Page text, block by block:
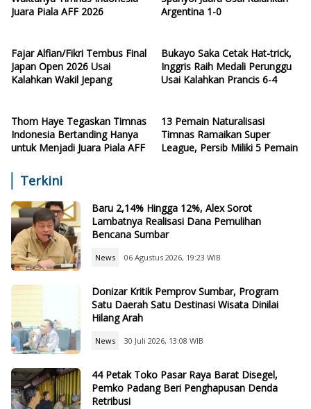
Juara Piala AFF 2026
Argentina 1-0
Fajar Alfian/Fikri Tembus Final
Japan Open 2026 Usai
Kalahkan Wakil Jepang
Bukayo Saka Cetak Hat-trick,
Inggris Raih Medali Perunggu
Usai Kalahkan Prancis 6-4
Thom Haye Tegaskan Timnas
Indonesia Bertanding Hanya
untuk Menjadi Juara Piala AFF
13 Pemain Naturalisasi
Timnas Ramaikan Super
League, Persib Miliki 5 Pemain
Terkini
Baru 2,14% Hingga 12%, Alex Sorot
Lambatnya Realisasi Dana Pemulihan
Bencana Sumbar
News 06 Agustus 2026, 19:23 WIB
Donizar Kritik Pemprov Sumbar, Program
Satu Daerah Satu Destinasi Wisata Dinilai
Hilang Arah
News 30 Juli 2026, 13:08 WIB
44 Petak Toko Pasar Raya Barat Disegel,
Pemko Padang Beri Penghapusan Denda
Retribusi